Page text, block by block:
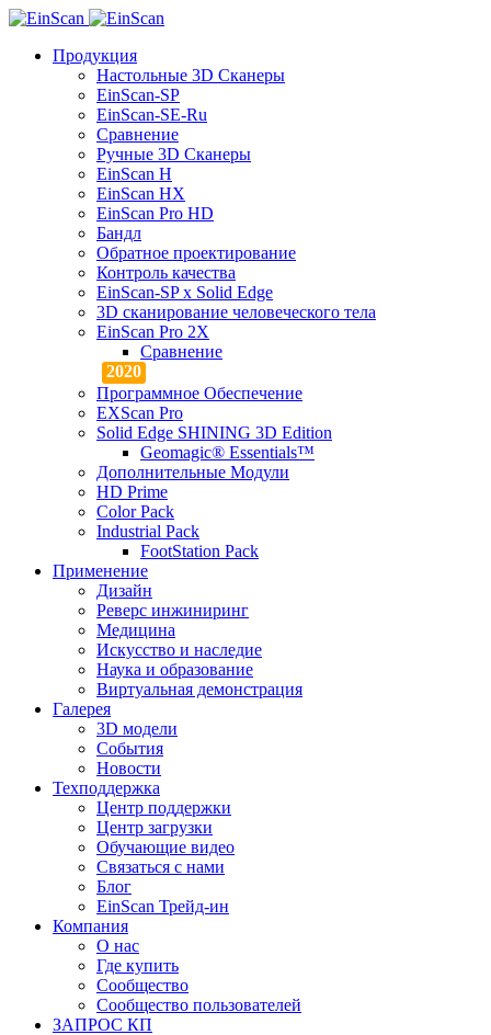
Продукция
Настольные 3D Сканеры
EinScan-SP
EinScan-SE-Ru
Сравнение
Ручные 3D Cканеры
EinScan H
EinScan HX
EinScan Pro HD
Бандл
Обратное проектирование
Контроль качества
EinScan-SP x Solid Edge
3D сканирование человеческого тела
EinScan Pro 2X
Сравнение
Программное Обеспечение
EXScan Pro
Solid Edge SHINING 3D Edition
Geomagic® Essentials™
Дополнительные Модули
HD Prime
Color Pack
Industrial Pack
FootStation Pack
Применение
Дизайн
Реверс инжиниринг
Медицина
Искусство и наследие
Наука и образование
Виртуальная демонстрация
Галерея
3D модели
События
Новости
Техподдержка
Центр поддержки
Центр загрузки
Обучающие видео
Связаться с нами
Блог
EinScan Трейд-ин
Компания
О нас
Где купить
Сообщество
Сообщество пользователей
ЗАПРОС КП